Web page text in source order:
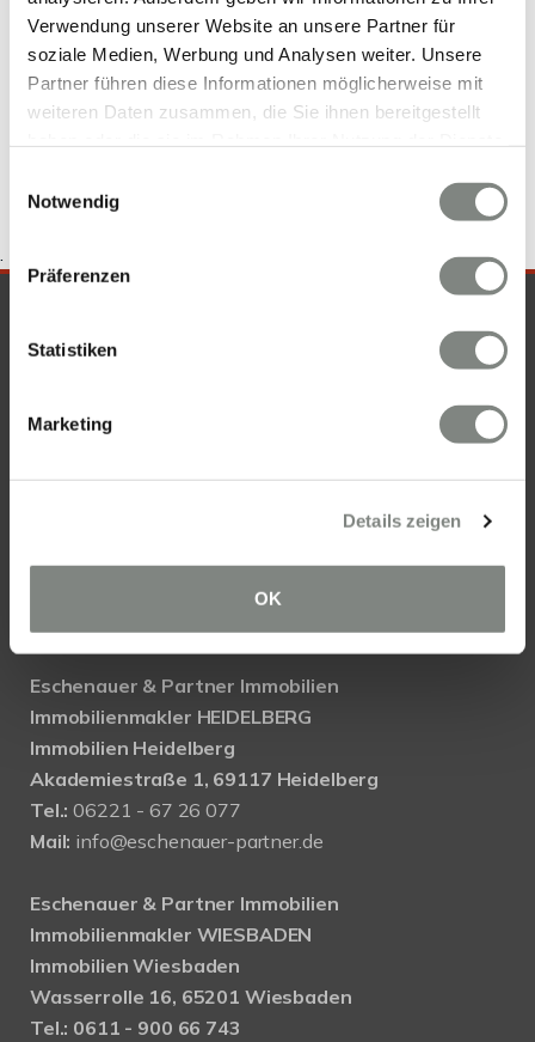
Verwendung unserer Website an unsere Partner für
soziale Medien, Werbung und Analysen weiter. Unsere
Partner führen diese Informationen möglicherweise mit
weiteren Daten zusammen, die Sie ihnen bereitgestellt
Cookies, wenn Sie unsere Webseite weiterhin nutzen.
Notwendig
Präferenzen
Statistiken
Marketing
Details zeigen
OK
Neckarsteinach
Mietangebote Neckarsteinach
Wohnungsanzeigen Neckarsteinach
Mietwohnung
Neckarsteinach
Immo Neckarsteinach
Haus Neckarsteinach
Wohnungen Neckarsteinach
Wohnungssuche Neckarsteinach
.
KONTAKT
Eschenauer & Partner Immobilien
Immobilienmakler HEIDELBERG
Immobilien Heidelberg
Akademiestraße 1, 69117 Heidelberg
Tel.:06221 - 67 26 077
Mail: info@eschenauer-partner.de
Eschenauer & Partner Immobilien
Immobilienmakler WIESBADEN
Immobilien Wiesbaden
Wasserrolle 16, 65201 Wiesbaden
Tel.: 0611 - 900 66 743